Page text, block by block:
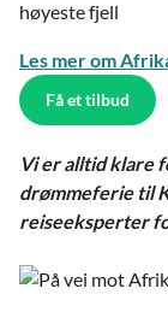
høyeste fjell
Les mer om
Få et tilbud
Vi er alltid klare
drømmeferie til
reiseeksperter